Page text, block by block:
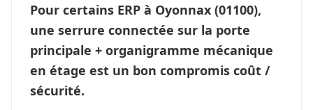
Pour certains ERP à Oyonnax (01100),
une serrure connectée sur la porte
principale + organigramme mécanique
en étage est un bon compromis coût /
sécurité.